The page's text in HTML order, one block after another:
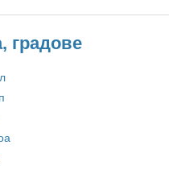
градове